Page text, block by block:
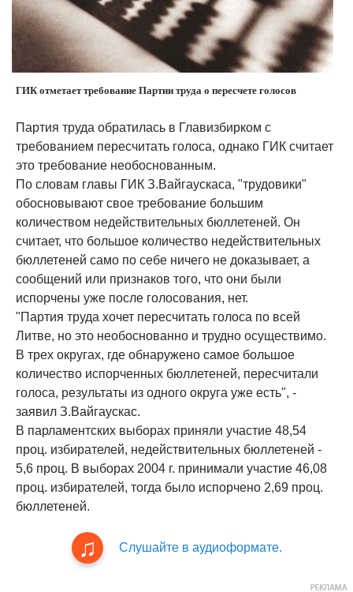
ГИК отметает требование Партии труда о пересчете голосов
Партия труда обратилась в Главизбирком с
требованием пересчитать голоса, однако ГИК считает
это требование необоснованным.
По словам главы ГИК З.Вайгаускаса, "трудовики"
обосновывают свое требование большим
количеством недействительных бюллетеней. Он
считает, что большое количество недействительных
бюллетеней само по себе ничего не доказывает, а
сообщений или признаков того, что они были
испорчены уже после голосования, нет.
"Партия труда хочет пересчитать голоса по всей
Литве, но это необоснованно и трудно осуществимо.
В трех округах, где обнаружено самое большое
количество испорченных бюллетеней, пересчитали
голоса, результаты из одного округа уже есть", -
заявил З.Вайгаускас.
В парламентских выборах приняли участие 48,54
проц. избирателей, недействительных бюллетеней -
5,6 проц. В выборах 2004 г. принимали участие 46,08
проц. избирателей, тогда было испорчено 2,69 проц.
бюллетеней.
Слушайте в аудиоформате.